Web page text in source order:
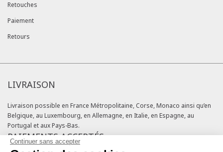
Continuer sans accepter
Retouches
Paiement
Retours
LIVRAISON
Livraison possible en France Métropolitaine, Corse, Monaco ainsi qu’en
Belgique, au Luxembourg, en Allemagne, en Italie, en Espagne, au
Portugal et aux Pays-Bas.
PAIEMENTS ACCEPTÉS